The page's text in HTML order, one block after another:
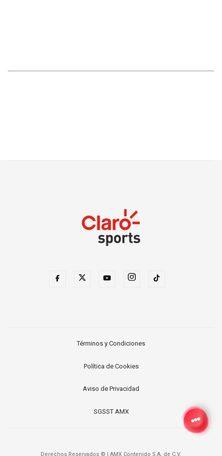
Términos y Condiciones
Política de Cookies
Aviso de Privacidad
SGSST AMX
Derechos Reservados © AMX Contenido S.A. de C.V.